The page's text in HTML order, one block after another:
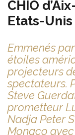
CHIO
Etats-
Emmenés
étoiles
projecteurs
spectateurs.
Steve
prometteur
Nadja Peter
Monaco avec